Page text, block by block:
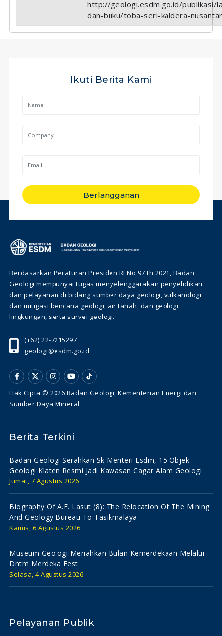
http://geologi.esdm.go.id/publikasi/
dan-buku/toba-seri-kaldera-
Ikuti Berita Kami
Berlangganan
Berdasarkan Peraturan Presiden RI No 97 th 2021, Badan
Geologi mempunyai tugas menyelenggarakan penyelidikan
dan pelayanan di bidang sumber daya geologi, vulkanologi
dan mitigasi bencana geologi, air tanah, dan geologi
lingkungan, serta survei geologi.
(+62) 22-7215297
geologi@esdm.go.id
Hak Cipta © 2026 Badan Geologi, Kementerian Energi dan
Sumber Daya Mineral
Berita Terkini
Badan Geologi Serahkan Sk Menteri Esdm, 15 Objek
Geologi Klaten Resmi Jadi Kawasan Cagar Alam Geologi
Jumat, 7 Agustus 2026
Biography Of A.f. Lasut (8): The Relocation Of The Mining
And Geology Bureau To Tasikmalaya
Kamis, 6 Agustus 2026
Museum Geologi Meriahkan Bulan Kemerdekaan Melalui
Dntm Merdeka Fest
Selasa, 4 Agustus 2026
Pelayanan Publik